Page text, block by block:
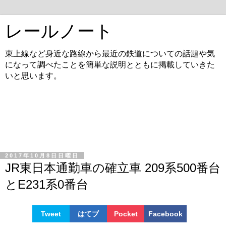
レールノート
東上線など身近な路線から最近の鉄道についての話題や気
になって調べたことを簡単な説明とともに掲載していきた
いと思います。
2017年10月8日日曜日
JR東日本通勤車の確立車 209系500番台
とE231系0番台
Tweet はてブ Pocket Facebook